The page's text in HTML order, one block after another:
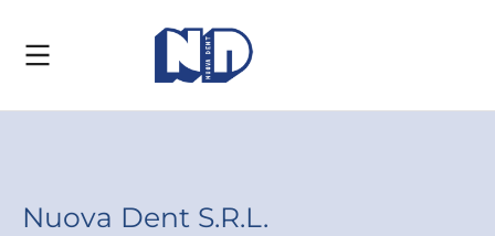
Nuova Dent S.R.L.